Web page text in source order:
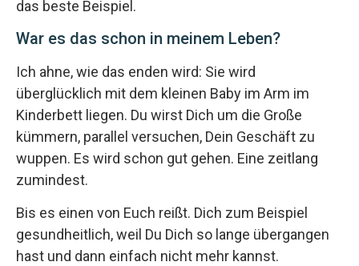
das beste Beispiel.
War es das schon in meinem Leben?
Ich ahne, wie das enden wird: Sie wird
überglücklich mit dem kleinen Baby im Arm im
Kinderbett liegen. Du wirst Dich um die Große
kümmern, parallel versuchen, Dein Geschäft zu
wuppen. Es wird schon gut gehen. Eine zeitlang
zumindest.
Bis es einen von Euch reißt. Dich zum Beispiel
gesundheitlich, weil Du Dich so lange übergangen
hast und dann einfach nicht mehr kannst.